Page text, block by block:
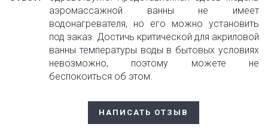
аэромассажной ванны не имеет
водонагревателя, но его можно установить
под заказ. Достичь критической для акриловой
ванны температуры воды в бытовых условиях
невозможно, поэтому можете не
беспокоиться об этом.
НАПИСАТЬ ОТЗЫВ